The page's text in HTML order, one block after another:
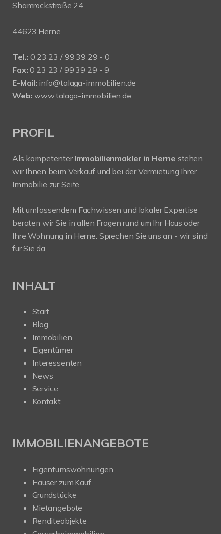
Shamrockstraße 24
44623 Herne
Tel.: 0 23 23 / 99 39 29 - 0
Fax: 0 23 23 / 99 39 29 - 9
E-Mail: info@talaga-immobilien.de
Web: www.talaga-immobilien.de
PROFIL
Als kompetenter Immobilienmakler in Herne stehen
wir Ihnen beim Verkauf und bei der Vermietung Ihrer
Immobilie zur Seite.
Mit umfassendem Fachwissen und lokaler Expertise
beraten wir Sie in allen Fragen rund um Ihr Haus oder
Ihre Wohnung in Herne. Sprechen Sie uns an - wir sind
für Sie da.
INHALT
Start
Blog
Immobilien
Eigentümer
Interessenten
News
Service
Kontakt
IMMOBILIENANGEBOTE
Eigentumswohnungen
Häuser zum Kauf
Grundstücke
Mietangebote
Renditeobjekte